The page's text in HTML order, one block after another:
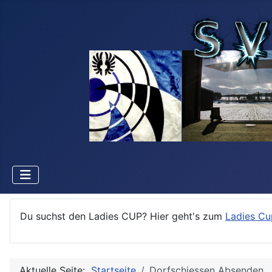
Du suchst den Ladies CUP? Hier geht's zum Ladies